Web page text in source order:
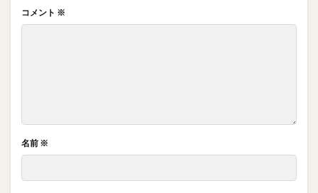
コメント ※
名前 ※